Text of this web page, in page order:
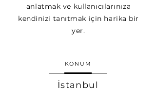
anlatmak ve kullanıcılarınıza
kendinizi tanıtmak için harika bir
yer.
KONUM
İstanbul